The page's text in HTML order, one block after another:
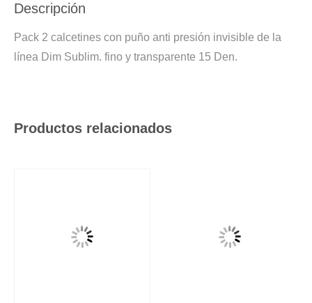
Descripción
Pack 2 calcetines con puño anti presión invisible de la
línea Dim Sublim. fino y transparente 15 Den.
Productos relacionados